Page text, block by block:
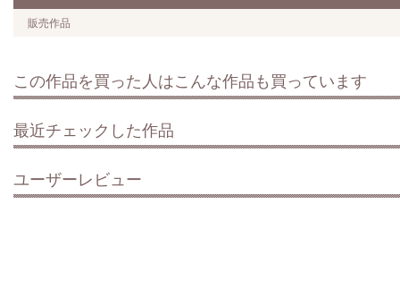
販売作品
この作品を買った人はこんな作品も買っています
最近チェックした作品
ユーザーレビュー